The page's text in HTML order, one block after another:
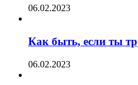
06.02.2023
Как быть, если ты
06.02.2023